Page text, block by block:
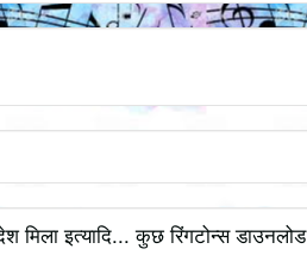
इत्यादि... कुछ रिंगटोन्स डाउनलोड